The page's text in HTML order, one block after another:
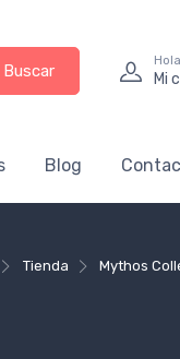
Buscar
Hola
Mi
Blog
Tienda Mythos